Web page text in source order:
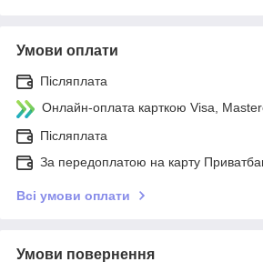
Умови оплати
Післяплата
Онлайн-оплата карткою Visa,
Післяплата
За передоплатою на карту
Всі умови оплати
Умови повернення